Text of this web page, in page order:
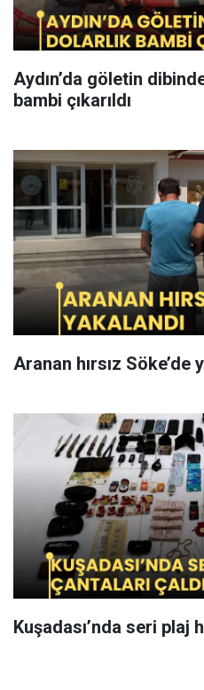
Aydın’da göletin
bambi çıkarıldı
Aranan hırsız Söke’de
Kuşadası’nda seri plaj